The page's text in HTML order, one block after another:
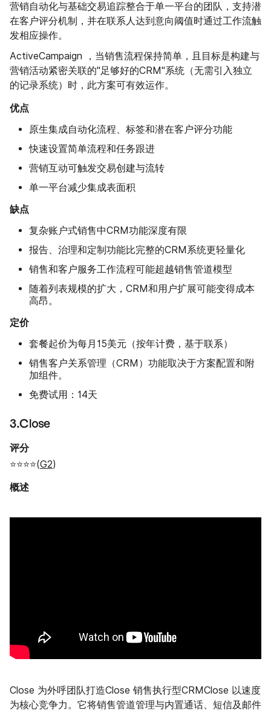
营销自动化与基础交易追踪整合于单一平台的团队，支持潜
在客户评分机制，并在联系人达到意向阈值时通过工作流触
发相应操作。
ActiveCampaign ，当销售流程保持简单，且目标是构建与
营销活动紧密关联的"足够好的CRM"系统（无需引入独立
的记录系统）时，此方案可有效运作。
优点
原生集成自动化流程、标签和潜在客户评分功能
快速设置简单流程和任务跟进
营销互动可触发交易创建与流转
单一平台减少集成表面积
缺点
复杂账户式销售中CRM功能深度有限
报告、治理和定制功能比完整的CRM系统更轻量化
销售和客户服务工作流程可能超越销售管道模型
随着列表规模的扩大，CRM和用户扩展可能变得成本
高昂。
定价
套餐起价为每月15美元（按年计费，基于联系）
销售客户关系管理（CRM）功能取决于方案配置和附
加组件。
免费试用：14天
3.Close
评分
⭐⭐⭐⭐(G2)
概述
Close 为外呼团队打造Close 销售执行型CRMClose 以速度
为核心竞争力。它将销售管道管理与内置通话、短信及邮件